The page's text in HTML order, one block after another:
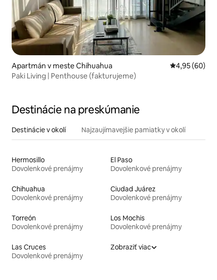
Apartmán v meste Chihuahua Priemerné
4,95 (60)
Paki Living | Penthouse (fakturujeme)
Destinácie na preskúmanie
Destinácie v okolí Najzaujímavejšie pamiatky v okolí
Hermosillo
Dovolenkové prenájmy
El Paso
Dovolenkové prenájmy
Chihuahua
Dovolenkové prenájmy
Ciudad Juárez
Dovolenkové prenájmy
Torreón
Dovolenkové prenájmy
Los Mochis
Dovolenkové prenájmy
Las Cruces
Dovolenkové prenájmy
Zobraziť viac